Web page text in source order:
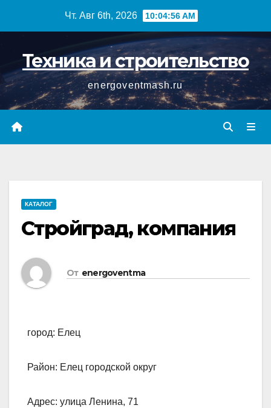
Чт. Авг 6th, 2026 10:04:56 AM
Техника и строительство
energoventmash.ru
КАТАЛОГ
Стройград, компания
От energoventma
город: Елец
Район: Елец городской округ
Адрес: улица Ленина, 71